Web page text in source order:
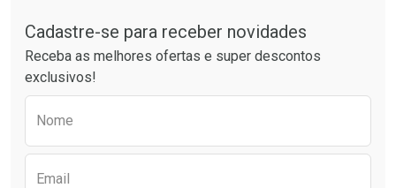
Cadastre-se para receber novidades
Receba as melhores ofertas e super descontos
exclusivos!
Nome
Email